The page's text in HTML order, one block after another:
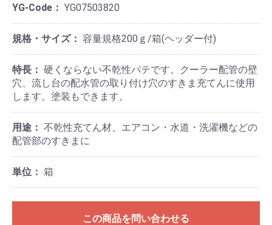
YG-Code： YG07503820
規格・サイズ： 容量規格200ｇ/箱(ヘッダー付)
特長： 硬くならない不乾性パテです。クーラー配管の壁
穴、流し台の配水管の取り付け穴のすきま充てんに使用
します。塗装もできます。
用途： 不乾性充てん材、エアコン・水道・洗濯機などの
配管部のすきまに
単位： 箱
この商品を問い合わせる